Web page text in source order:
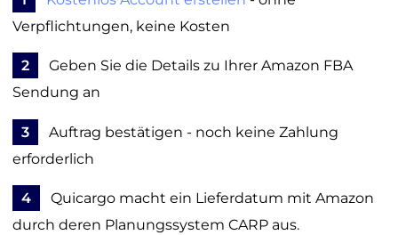
Verpflichtungen, keine Kosten
2
Geben Sie die Details zu Ihrer Amazon FBA
Sendung an
3
Auftrag bestätigen - noch keine Zahlung
erforderlich
4
Quicargo macht ein Lieferdatum mit Amazon
durch deren Planungssystem CARP aus.